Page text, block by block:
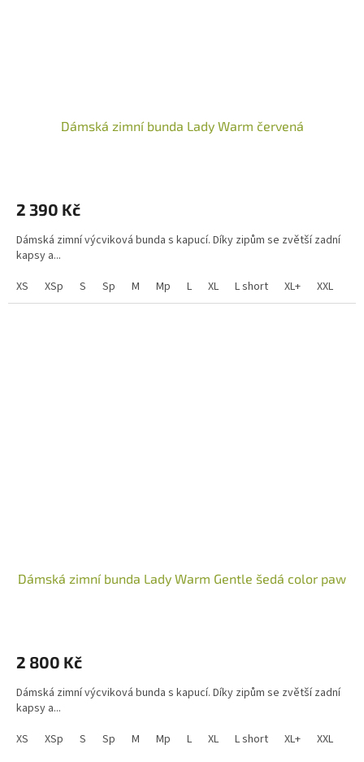
Dámská zimní bunda Lady Warm červená
2 390 Kč
Dámská zimní výcviková bunda s kapucí. Díky zipům se zvětší zadní
kapsy a...
XS
XSp S Sp M Mp L XL L short XL+ XXL
Dámská zimní bunda Lady Warm Gentle šedá color paw
2 800 Kč
Dámská zimní výcviková bunda s kapucí. Díky zipům se zvětší zadní
kapsy a...
XS
XSp S Sp M Mp L XL L short XL+ XXL